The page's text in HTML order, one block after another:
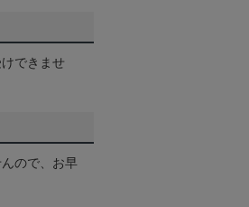
できませ
ので、お早